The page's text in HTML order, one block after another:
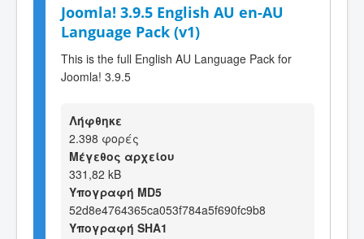
Joomla! 3.9.5 English AU en-AU
Language Pack (v1)
This is the full English AU Language Pack for
Joomla! 3.9.5
Λήφθηκε
2.398 φορές
Μέγεθος αρχείου
331,82 kB
Υπογραφή MD5
52d8e4764365ca053f784a5f690fc9b8
Υπογραφή SHA1